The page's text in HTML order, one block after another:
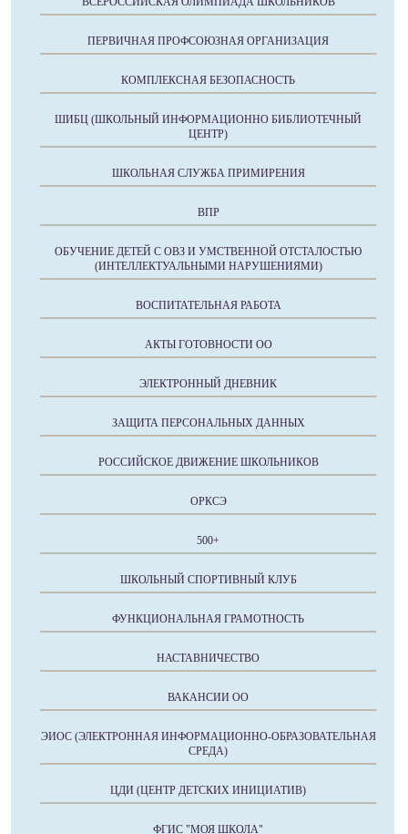
ПЕРВИЧНАЯ ПРОФСОЮЗНАЯ ОРГАНИЗАЦИЯ
КОМПЛЕКСНАЯ БЕЗОПАСНОСТЬ
ШИБЦ (ШКОЛЬНЫЙ ИНФОРМАЦИОННО БИБЛИОТЕЧНЫЙ
ЦЕНТР)
ШКОЛЬНАЯ СЛУЖБА ПРИМИРЕНИЯ
ВПР
ОБУЧЕНИЕ ДЕТЕЙ С ОВЗ И УМСТВЕННОЙ ОТСТАЛОСТЬЮ
(ИНТЕЛЛЕКТУАЛЬНЫМИ НАРУШЕНИЯМИ)
ВОСПИТАТЕЛЬНАЯ РАБОТА
АКТЫ ГОТОВНОСТИ ОО
ЭЛЕКТРОННЫЙ ДНЕВНИК
ЗАЩИТА ПЕРСОНАЛЬНЫХ ДАННЫХ
РОССИЙСКОЕ ДВИЖЕНИЕ ШКОЛЬНИКОВ
ОРКСЭ
500+
ШКОЛЬНЫЙ СПОРТИВНЫЙ КЛУБ
ФУНКЦИОНАЛЬНАЯ ГРАМОТНОСТЬ
НАСТАВНИЧЕСТВО
ВАКАНСИИ ОО
ЭИОС (ЭЛЕКТРОННАЯ ИНФОРМАЦИОННО-ОБРАЗОВАТЕЛЬНАЯ
СРЕДА)
ЦДИ (ЦЕНТР ДЕТСКИХ ИНИЦИАТИВ)
ФГИС "МОЯ ШКОЛА"